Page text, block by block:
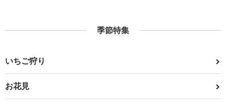
季節特集
いちご狩り
お花見